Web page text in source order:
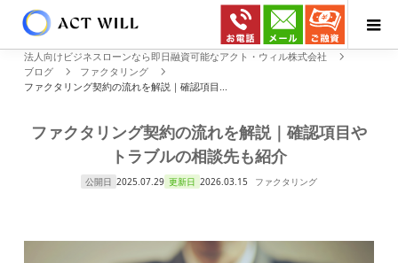
法人向けビジネスローンなら即日融資可能なアクト・ウィル株式会社
ブログ
ファクタリング
ファクタリング契約の流れを解説｜確認項目...
ファクタリング契約の流れを解説｜確認項目や
トラブルの相談先も紹介
公開日 2025.07.29 更新日 2026.03.15 ファクタリング